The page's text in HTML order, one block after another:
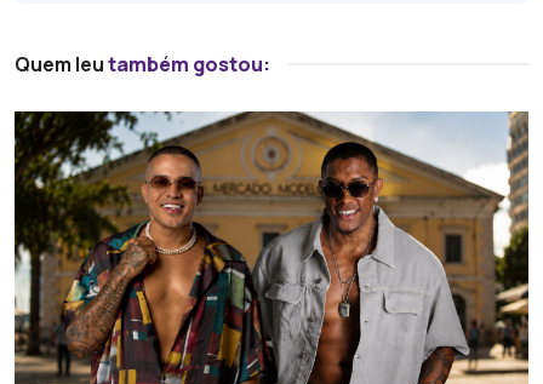
Quem leutambém gostou: